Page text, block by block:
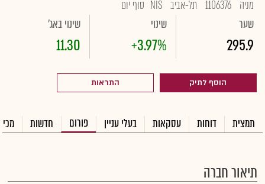
מניה 1106376 תל-אביב NIS סוף יום
שער
295.9
שינוי
+3.97%
שינוי באג'
11.30
הוסף לתיק התראות
תמצית דוחות עסקאות בעלי עניין פורום חדשות
תיאור חברה